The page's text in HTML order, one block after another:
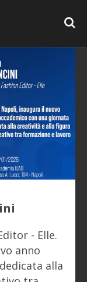
- Elle.
anno
alla